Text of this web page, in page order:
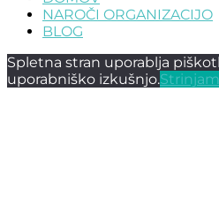
NAROČI ORGANIZACIJO
BLOG
Spletna stran uporablja
uporabniško izkušnjo.